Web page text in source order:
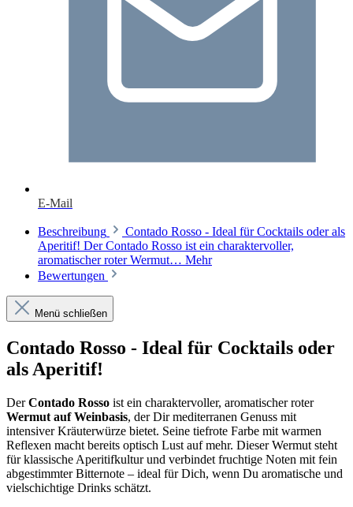
E-Mail
Beschreibung
Contado Rosso - Ideal für Cocktails oder als
Aperitif! Der Contado Rosso ist ein charaktervoller,
aromatischer roter Wermut… Mehr
Bewertungen
Menü schließen
Contado Rosso - Ideal für Cocktails oder
als Aperitif!
DerContado Rosso ist ein charaktervoller, aromatischer roter
Wermut auf Weinbasis, der Dir mediterranen Genuss mit
intensiver Kräuterwürze bietet. Seine tiefrote Farbe mit warmen
Reflexen macht bereits optisch Lust auf mehr. Dieser Wermut steht
für klassische Aperitifkultur und verbindet fruchtige Noten mit fein
abgestimmter Bitternote – ideal für Dich, wenn Du aromatische und
vielschichtige Drinks schätzt.